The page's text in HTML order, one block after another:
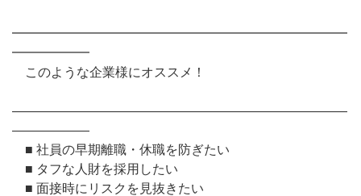
━━━━━━━━━━━━━━━━━━━━━━━━━━
━━━━━━
このような企業様にオススメ！
――――――――――――――――――――――――――
――――――
■ 社員の早期離職・休職を防ぎたい
■ タフな人財を採用したい
■ 面接時にリスクを見抜きたい